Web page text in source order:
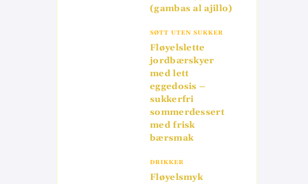
(gambas al ajillo)
SØTT UTEN SUKKER
Fløyelslette
jordbærskyer
med lett
eggedosis –
sukkerfri
sommerdessert
med frisk
bærsmak
DRIKKER
Fløyelsmyk